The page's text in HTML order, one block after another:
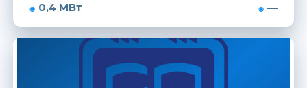
0,4 МВт —